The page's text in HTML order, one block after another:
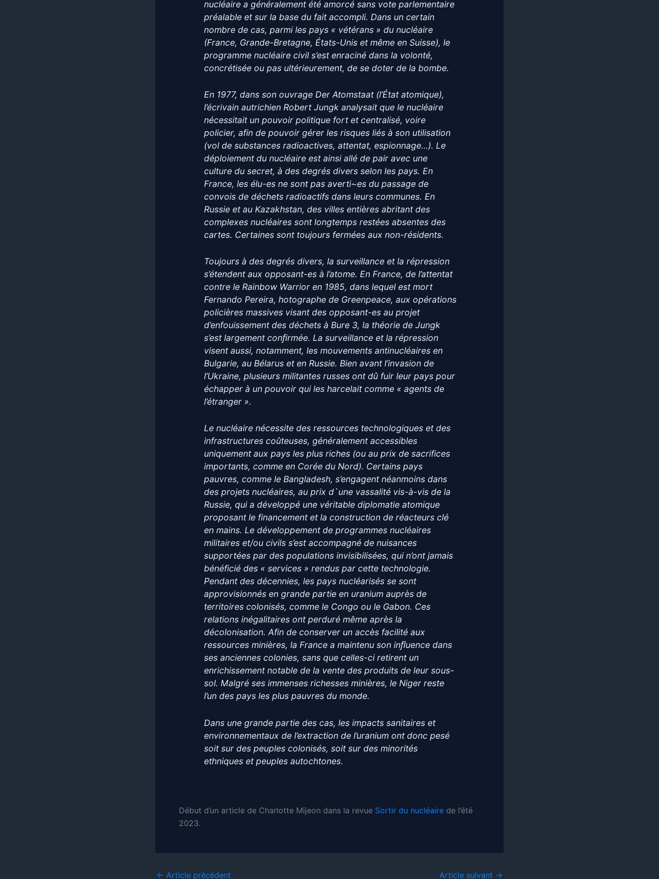
nucléaire a généralement été amorcé sans vote parlementaire
préalable et sur la base du fait accompli. Dans un certain
nombre de cas, parmi les pays « vétérans » du nucléaire
(France, Grande-Bretagne, États-Unis et même en Suisse), le
programme nucléaire civil s’est enraciné dans la volonté,
concrétisée ou pas ultérieurement, de se doter de la bombe.
En 1977, dans son ouvrage Der Atomstaat (l’État atomique),
l’écrivain autrichien Robert Jungk analysait que le nucléaire
nécessitait un pouvoir politique fort et centralisé, voire
policier, afin de pouvoir gérer les risques liés à son utilisation
(vol de substances radioactives, attentat, espionnage…). Le
déploiement du nucléaire est ainsi allé de pair avec une
culture du secret, à des degrés divers selon les pays. En
France, les élu-es ne sont pas averti~es du passage de
convois de déchets radioactifs dans leurs communes. En
Russie et au Kazakhstan, des villes entières abritant des
complexes nucléaires sont longtemps restées absentes des
cartes. Certaines sont toujours fermées aux non-résidents.
Toujours à des degrés divers, la surveillance et la répression
s’étendent aux opposant-es à l’atome. En France, de l’attentat
contre le Rainbow Warrior en 1985, dans lequel est mort
Fernando Pereira, hotographe de Greenpeace, aux opérations
policières massives visant des opposant-es au projet
d’enfouissement des déchets à Bure 3, la théorie de Jungk
s’est largement conﬁrmée. La surveillance et la répression
visent aussi, notamment, les mouvements antinucléaires en
Bulgarie, au Bélarus et en Russie. Bien avant l’invasion de
l’Ukraine, plusieurs militantes russes ont dû fuir leur pays pour
échapper à un pouvoir qui les harcelait comme « agents de
l’étranger ».
Le nucléaire nécessite des ressources technologiques et des
infrastructures coûteuses, généralement accessibles
uniquement aux pays les plus riches (ou au prix de sacrifices
importants, comme en Corée du Nord). Certains pays
pauvres, comme le Bangladesh, s’engagent néanmoins dans
des projets nucléaires, au prix d`une vassalité vis-à-vis de la
Russie, qui a développé une véritable diplomatie atomique
proposant le financement et la construction de réacteurs clé
en mains. Le développement de programmes nucléaires
militaires et/ou civils s’est accompagné de nuisances
supportées par des populations invisibilisées, qui n’ont jamais
bénéficié des « services » rendus par cette technologie.
Pendant des décennies, les pays nucléarisés se sont
approvisionnés en grande partie en uranium auprès de
territoires colonisés, comme le Congo ou le Gabon. Ces
relations inégalitaires ont perduré même après la
décolonisation. Afin de conserver un accès facilité aux
ressources minières, la France a maintenu son inﬂuence dans
ses anciennes colonies, sans que celles-ci retirent un
enrichissement notable de la vente des produits de leur sous-
sol. Malgré ses immenses richesses minières, le Niger reste
l’un des pays les plus pauvres du monde.
Dans une grande partie des cas, les impacts sanitaires et
environnementaux de l’extraction de l’uranium ont donc pesé
soit sur des peuples colonisés, soit sur des minorités
ethniques et peuples autochtones.
Début d’un article de Charlotte Mijeon dans la revue Sortir du nucléaire de l’été
2023.
← Article précédent Article suivant →